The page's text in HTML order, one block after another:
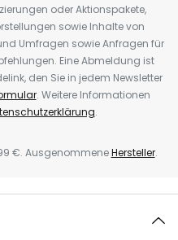
oder Aktionspakete,
sowie Inhalte von
Umfragen sowie Anfragen für
Eine Abmeldung ist
den Sie in jedem Newsletter
. Weitere Informationen
.
€. AusgenommeneHersteller.